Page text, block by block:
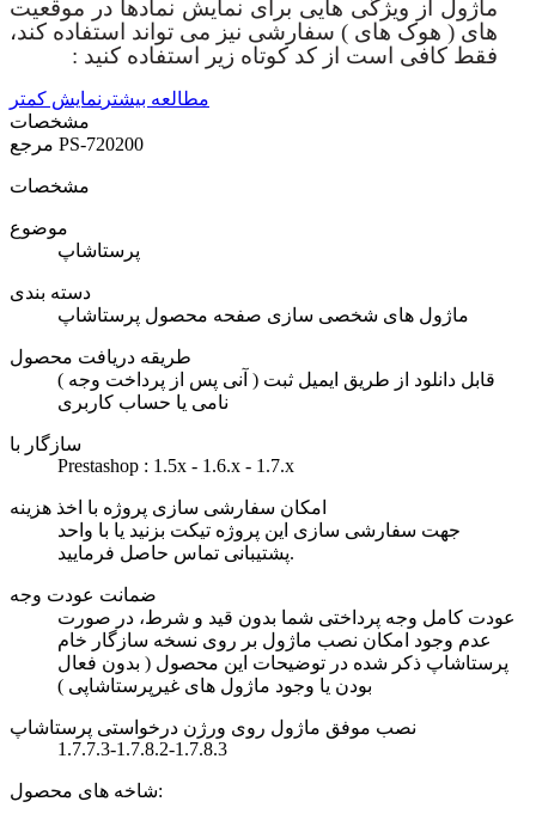
ماژول از ویژگی هایی برای نمایش نمادها در موقعیت
های ( هوک های ) سفارشی نیز می تواند استفاده کند،
فقط کافی است از کد کوتاه زیر استفاده کنید :
مطالعه بیشتر نمایش کمتر
مشخصات
PS-720200
مشخصات
موضوع
پرستاشاپ
دسته بندی
ماژول های شخصی سازی صفحه محصول پرستاشاپ
طریقه دریافت محصول
( آنی پس از پرداخت وجه ) قابل دانلود از طریق ایمیل ثبت
نامی یا حساب کاربری
سازگار با
Prestashop : 1.5x - 1.6.x - 1.7.x
امکان سفارشی سازی پروژه با اخذ هزینه
جهت سفارشی سازی این پروژه تیکت بزنید یا با واحد
پشتیبانی تماس حاصل فرمایید.
ضمانت عودت وجه
عودت کامل وجه پرداختی شما بدون قید و شرط، در صورت
عدم وجود امکان نصب ماژول بر روی نسخه سازگار خام
پرستاشاپ ذکر شده در توضیحات این محصول ( بدون فعال
بودن یا وجود ماژول های غیرپرستاشاپی )
نصب موفق ماژول روی ورژن درخواستی پرستاشاپ
1.7.7.3-1.7.8.2-1.7.8.3
شاخه های محصول: